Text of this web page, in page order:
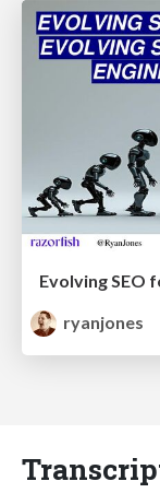
Evolving SEO
ryanjones